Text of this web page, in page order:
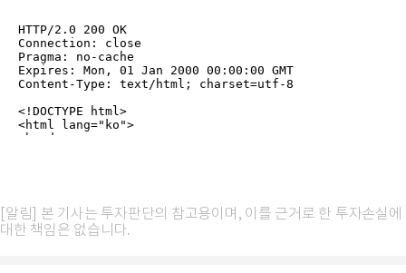
[알림] 본 기사는 투자판단의 참고용이며, 이를 근거로 한 투자손실에
대한 책임은 없습니다.